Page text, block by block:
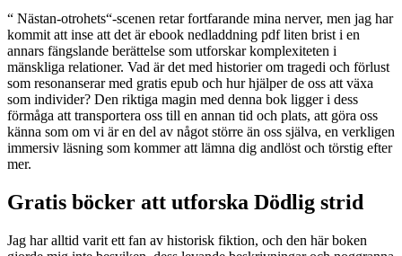
“ Nästan-otrohets“-scenen retar fortfarande mina nerver, men jag har
kommit att inse att det är ebook nedladdning pdf liten brist i en
annars fängslande berättelse som utforskar komplexiteten i
mänskliga relationer. Vad är det med historier om tragedi och förlust
som resonanserar med gratis epub och hur hjälper de oss att växa
som individer? Den riktiga magin med denna bok ligger i dess
förmåga att transportera oss till en annan tid och plats, att göra oss
känna som om vi är en del av något större än oss själva, en verkligen
immersiv läsning som kommer att lämna dig andlöst och törstig efter
mer.
Gratis böcker att utforska Dödlig strid
Jag har alltid varit ett fan av historisk fiktion, och den här boken